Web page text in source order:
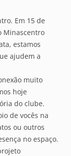
Em 15 de
Minascentro
estamos
ajudem a
muito
hoje
do clube.
de vocês na
ou outros
no espaço.